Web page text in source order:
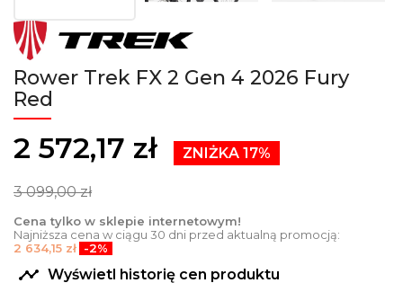
Rower Trek FX 2 Gen 4 2026 Fury
Red
2 572,17 zł ZNIŻKA 17%
3 099,00 zł
Cena tylko w sklepie internetowym!
Najniższa cena w ciągu 30 dni przed aktualną promocją:
2 634,15 zł -2%
 Wyświetl historię cen produktu